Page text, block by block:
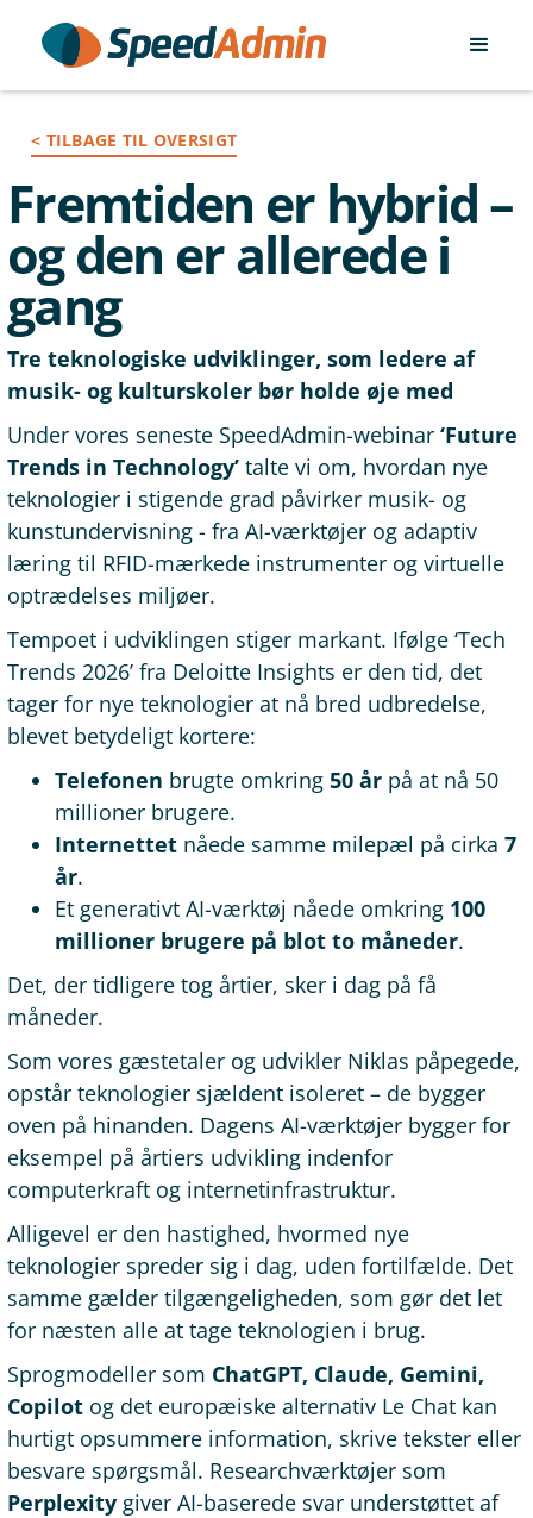
< TILBAGE TIL OVERSIGT
Fremtiden er hybrid –
og den er allerede i
gang
Tre teknologiske udviklinger, som ledere af
musik- og kulturskoler bør holde øje med
Under vores seneste SpeedAdmin-webinar ‘Future
Trends in Technology’ talte vi om, hvordan nye
teknologier i stigende grad påvirker musik- og
kunstundervisning - fra AI-værktøjer og adaptiv
læring til RFID-mærkede instrumenter og virtuelle
optrædelses miljøer.
Tempoet i udviklingen stiger markant. Ifølge ‘Tech
Trends 2026’ fra Deloitte Insights er den tid, det
tager for nye teknologier at nå bred udbredelse,
blevet betydeligt kortere:
Telefonen brugte omkring 50 år på at nå 50
millioner brugere.
Internettet nåede samme milepæl på cirka 7
år.
Et generativt AI-værktøj nåede omkring 100
millioner brugere på blot to måneder.
Det, der tidligere tog årtier, sker i dag på få
måneder.
Som vores gæstetaler og udvikler Niklas påpegede,
opstår teknologier sjældent isoleret – de bygger
oven på hinanden. Dagens AI-værktøjer bygger for
eksempel på årtiers udvikling indenfor
computerkraft og internetinfrastruktur.
Alligevel er den hastighed, hvormed nye
teknologier spreder sig i dag, uden fortilfælde. Det
samme gælder tilgængeligheden, som gør det let
for næsten alle at tage teknologien i brug.
Sprogmodeller som ChatGPT, Claude, Gemini,
Copilot og det europæiske alternativ Le Chat kan
hurtigt opsummere information, skrive tekster eller
besvare spørgsmål. Researchværktøjer som
Perplexity giver AI-baserede svar understøttet af